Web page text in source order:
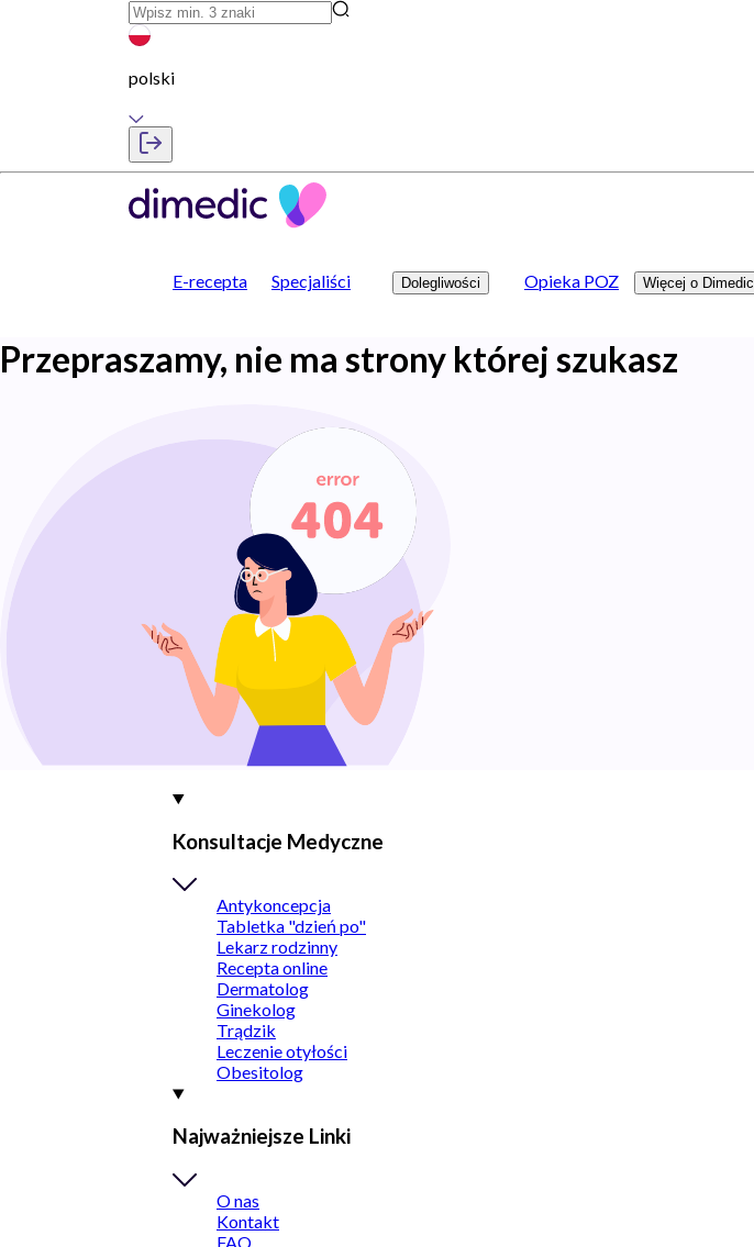
polski
E-recepta Specjaliści Dolegliwości Opieka POZ Więcej o Dimedic
Przepraszamy, nie ma strony której szukasz
Konsultacje Medyczne
Antykoncepcja
Tabletka "dzień po"
Lekarz rodzinny
Recepta online
Dermatolog
Ginekolog
Trądzik
Leczenie otyłości
Obesitolog
Najważniejsze Linki
O nas
Kontakt
FAQ